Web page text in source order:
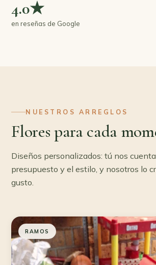
4.0★
en reseñas de Google
NUESTROS ARREGLOS
Flores para cada
Diseños personalizados: tú nos
presupuesto y el estilo, y nosotros lo
gusto.
RAMOS